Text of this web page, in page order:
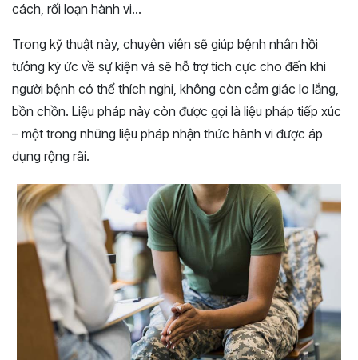
cách, rối loạn hành vi…
Trong kỹ thuật này, chuyên viên sẽ giúp bệnh nhân hồi
tưởng ký ức về sự kiện và sẽ hỗ trợ tích cực cho đến khi
người bệnh có thể thích nghi, không còn cảm giác lo lắng,
bồn chồn. Liệu pháp này còn được gọi là liệu pháp tiếp xúc
– một trong những liệu pháp nhận thức hành vi được áp
dụng rộng rãi.